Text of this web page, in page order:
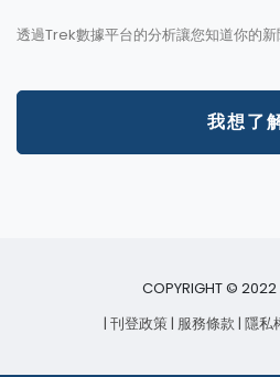
透過Trek數據平台的分析讓您知道你的
我想了
COPYRIGHT ©
| 刊登政策| 服務條款 | 隱私